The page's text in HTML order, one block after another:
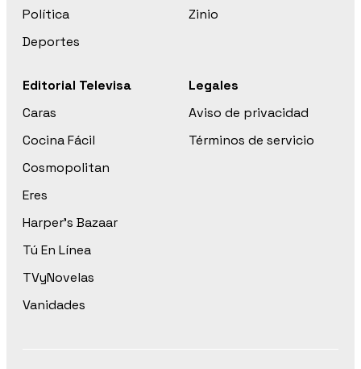
Política
Deportes
Zinio
Editorial Televisa
Caras
Cocina Fácil
Cosmopolitan
Eres
Harper’s Bazaar
Tú En Línea
TVyNovelas
Vanidades
Legales
Aviso de privacidad
Términos de servicio